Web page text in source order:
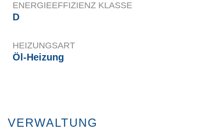
ENERGIEEFFIZIENZ KLASSE
D
HEIZUNGSART
Öl-Heizung
VERWALTUNG